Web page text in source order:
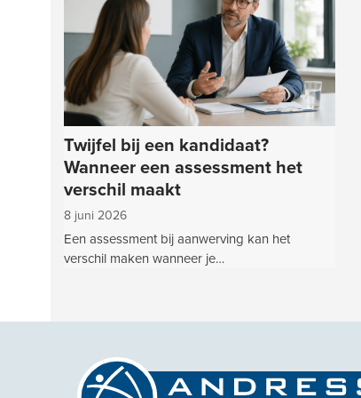
right
arrow
keys
to
access
the
carousel
navigation
buttons
Twijfel bij een kandidaat?
Wanneer een assessment het
verschil maakt
8 juni 2026
Een assessment bij aanwerving kan het
verschil maken wanneer je…